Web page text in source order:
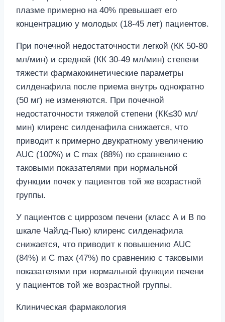
плазме примерно на 40% превышает его
концентрацию у молодых (18-45 лет) пациентов.
При почечной недостаточности легкой (КК 50-80
мл/мин) и средней (КК 30-49 мл/мин) степени
тяжести фармакокинетические параметры
силденафила после приема внутрь однократно
(50 мг) не изменяются. При почечной
недостаточности тяжелой степени (КК≤30 мл/
мин) клиренс силденафила снижается, что
приводит к примерно двукратному увеличению
AUC (100%) и C max (88%) по сравнению с
таковыми показателями при нормальной
функции почек у пациентов той же возрастной
группы.
У пациентов с циррозом печени (класс А и В по
шкале Чайлд-Пью) клиренс силденафила
снижается, что приводит к повышению AUC
(84%) и C max (47%) по сравнению с таковыми
показателями при нормальной функции печени
у пациентов той же возрастной группы.
Клиническая фармакология